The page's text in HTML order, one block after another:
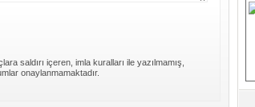
saldırı içeren, imla kuralları ile yazılmamış,
onaylanmamaktadır.